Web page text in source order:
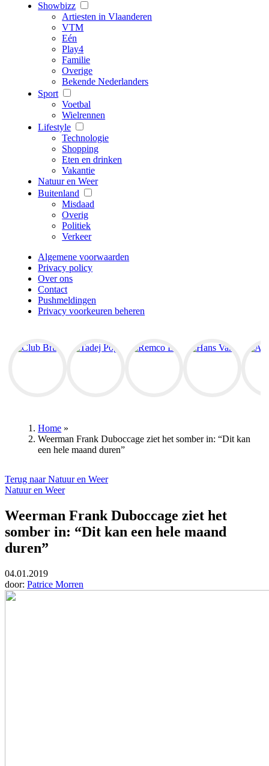
Showbizz
Artiesten in Vlaanderen
VTM
Eén
Play4
Familie
Overige
Bekende Nederlanders
Sport
Voetbal
Wielrennen
Lifestyle
Technologie
Shopping
Eten en drinken
Vakantie
Natuur en Weer
Buitenland
Misdaad
Overig
Politiek
Verkeer
Algemene voorwaarden
Privacy policy
Over ons
Contact
Pushmeldingen
Privacy voorkeuren beheren
Kruimelpad
Home »
Weerman Frank Duboccage ziet het somber in: “Dit kan
een hele maand duren”
Terug naar Natuur en Weer
Natuur en Weer
Weerman Frank Duboccage ziet het
somber in: “Dit kan een hele maand
duren”
04.01.2019
door: Patrice Morren